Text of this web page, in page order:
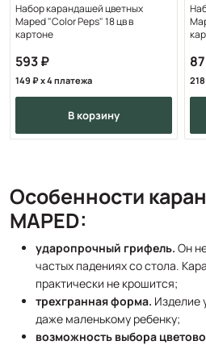
Набор карандашей цветных
Maped "Color Peps" 18 цв в
картоне
593
149 x 4 платежа
в корзину
218
Особенности
MAPED:
ударопрочный грифель. Он
частых падениях со стола.
практически не крошится;
трехгранная форма. Изделие
даже маленькому ребенку;
возможность выбора